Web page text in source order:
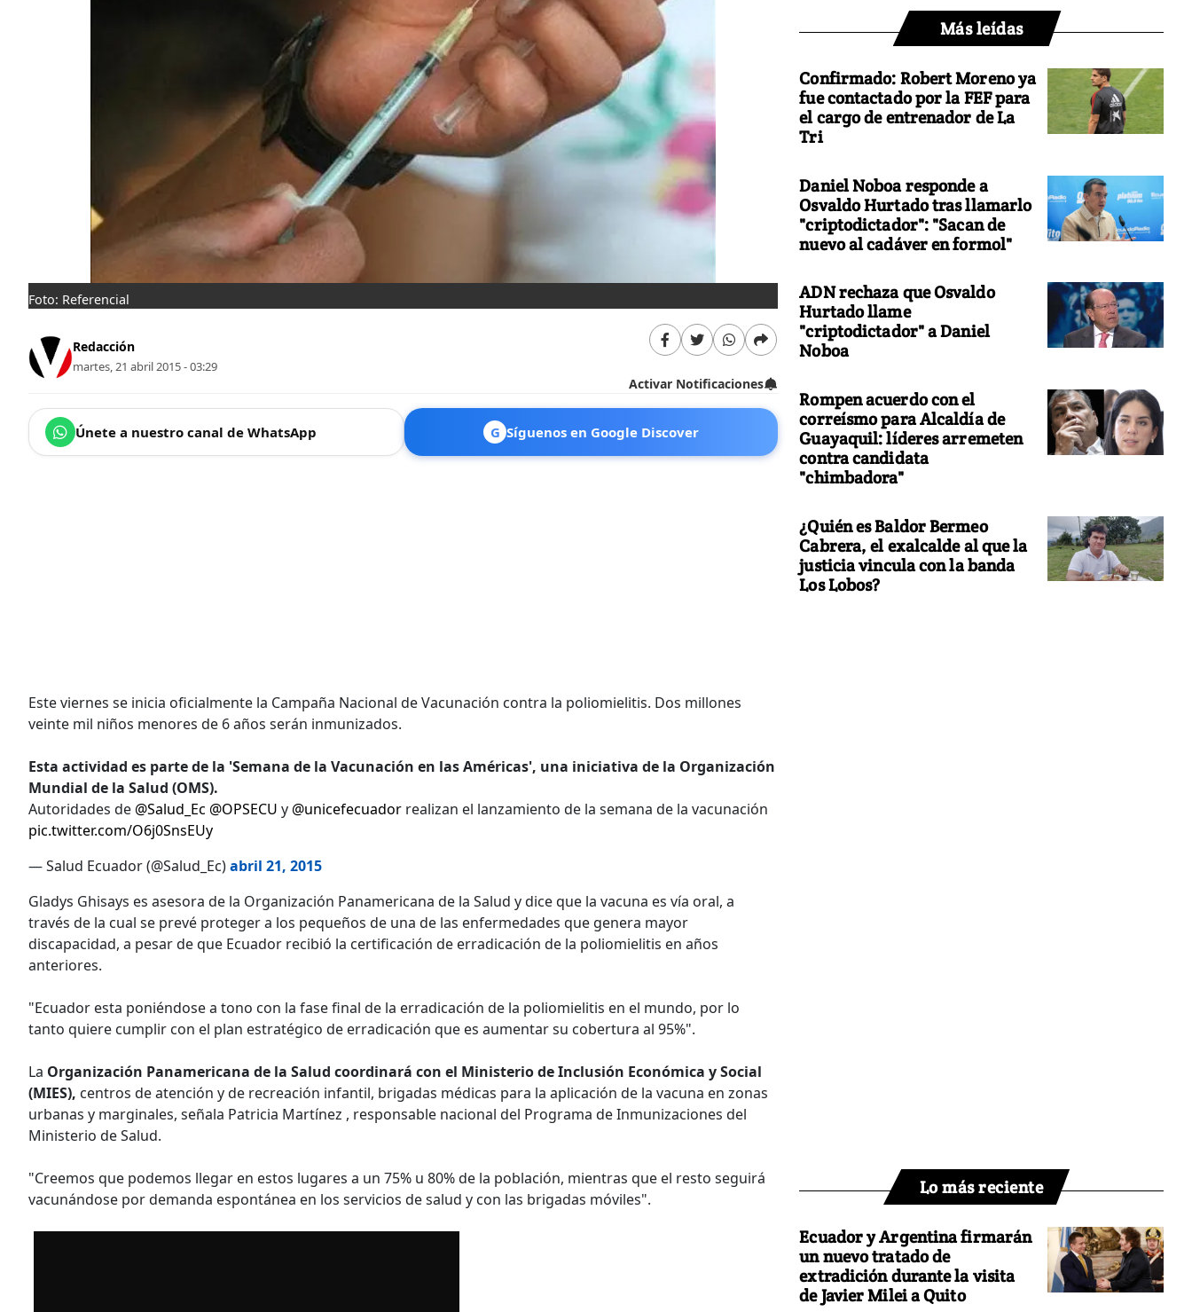
Foto: Referencial
Redacción
martes, 21 abril 2015 - 03:29
Activar Notificaciones
Únete a nuestro canal de WhatsApp G Síguenos en Google Discover
Este viernes se inicia oficialmente la Campaña Nacional de Vacunación contra la poliomielitis. Dos millones
veinte mil niños menores de 6 años serán inmunizados.
Esta actividad es parte de la 'Semana de la Vacunación en las Américas', una iniciativa de la Organización
Mundial de la Salud (OMS).
Autoridades de @Salud_Ec @OPSECU y @unicefecuador realizan el lanzamiento de la semana de la vacunación
pic.twitter.com/O6j0SnsEUy
— Salud Ecuador (@Salud_Ec)abril 21, 2015
Gladys Ghisays es asesora de la Organización Panamericana de la Salud y dice que la vacuna es vía oral, a
través de la cual se prevé proteger a los pequeños de una de las enfermedades que genera mayor
discapacidad, a pesar de que Ecuador recibió la certificación de erradicación de la poliomielitis en años
anteriores.
"Ecuador esta poniéndose a tono con la fase final de la erradicación de la poliomielitis en el mundo, por lo
tanto quiere cumplir con el plan estratégico de erradicación que es aumentar su cobertura al 95%".
La Organización Panamericana de la Salud coordinará con el Ministerio de Inclusión Económica y Social
(MIES), centros de atención y de recreación infantil, brigadas médicas para la aplicación de la vacuna en zonas
urbanas y marginales, señala Patricia Martínez , responsable nacional del Programa de Inmunizaciones del
Ministerio de Salud.
"Creemos que podemos llegar en estos lugares a un 75% u 80% de la población, mientras que el resto seguirá
vacunándose por demanda espontánea en los servicios de salud y con las brigadas móviles".
Más leídas
Confirmado: Robert Moreno ya
fue contactado por la FEF para
el cargo de entrenador de La
Tri
Daniel Noboa responde a
Osvaldo Hurtado tras llamarlo
"criptodictador": "Sacan de
nuevo al cadáver en formol"
ADN rechaza que Osvaldo
Hurtado llame
"criptodictador" a Daniel
Noboa
Rompen acuerdo con el
correísmo para Alcaldía de
Guayaquil: líderes arremeten
contra candidata
"chimbadora"
¿Quién es Baldor Bermeo
Cabrera, el exalcalde al que la
justicia vincula con la banda
Los Lobos?
Lo más reciente
Ecuador y Argentina firmarán
un nuevo tratado de
extradición durante la visita
de Javier Milei a Quito